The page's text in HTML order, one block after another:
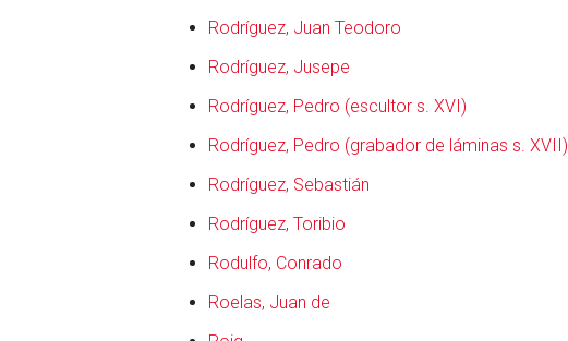
Rodríguez, Juan Teodoro
Rodríguez, Jusepe
Rodríguez, Pedro (escultor s. XVI)
Rodríguez, Pedro (grabador de láminas s. XVII)
Rodríguez, Sebastián
Rodríguez, Toribio
Rodulfo, Conrado
Roelas, Juan de